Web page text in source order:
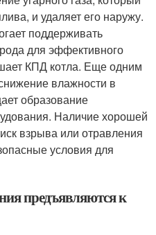
и удаляет его наружу.
поддерживать
для эффективного
КПД котла. Еще одним
влажности в
образование
Наличие хорошей
взрыва или отравления
условия для
предъявляются к